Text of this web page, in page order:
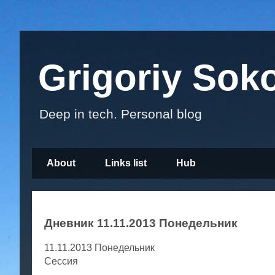
Grigoriy
Deep in tech. Personal blog
About Links list Hub
Дневник 11.11.2013 Понедельник
11.11.2013 Понедельник
Сессия